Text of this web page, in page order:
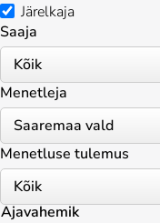
Järelkaja
Saaja
Menetleja
Menetluse tulemus
Ajavahemik